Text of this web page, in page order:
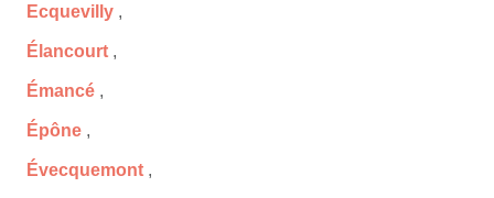
Ecquevilly ,
Élancourt ,
Émancé ,
Épône ,
Évecquemont ,